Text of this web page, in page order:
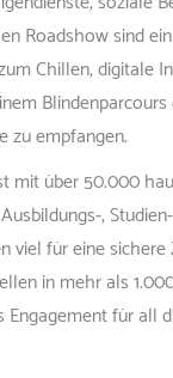
Roadshow sind
Chillen, digitale
zu empfangen.
mit über 50.000
,
viel für eine
in mehr als
für all